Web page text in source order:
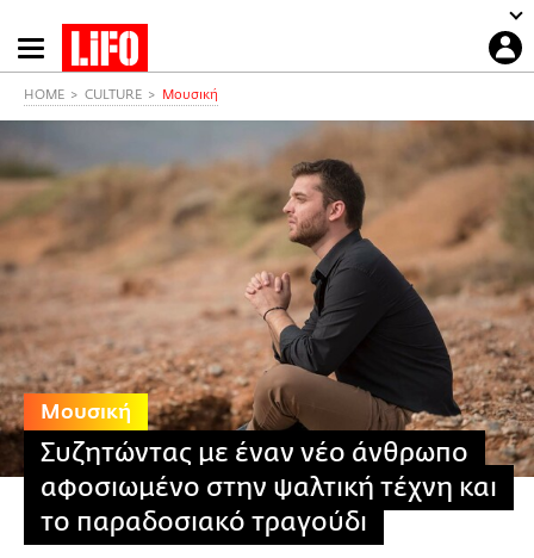
Παράκαμψη
προς
κυρίως
περιεχόμενο
HOME CULTURE Μουσική
Μουσική
Συζητώντας με έναν νέο άνθρωπο
αφοσιωμένο στην ψαλτική τέχνη και
το παραδοσιακό τραγούδι